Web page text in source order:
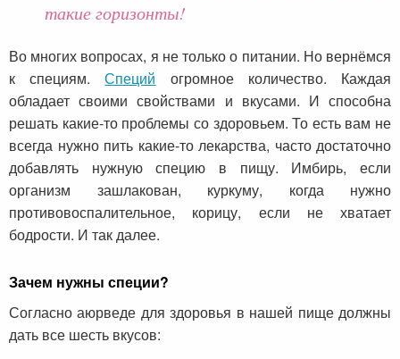
такие горизонты!
Во многих вопросах, я не только о питании. Но вернёмся
к специям.Специй огромное количество. Каждая
обладает своими свойствами и вкусами. И способна
решать какие-то проблемы со здоровьем. То есть вам не
всегда нужно пить какие-то лекарства, часто достаточно
добавлять нужную специю в пищу. Имбирь, если
организм зашлакован, куркуму, когда нужно
противовоспалительное, корицу, если не хватает
бодрости. И так далее.
Зачем нужны специи?
Согласно аюрведе для здоровья в нашей пище должны
дать все шесть вкусов: